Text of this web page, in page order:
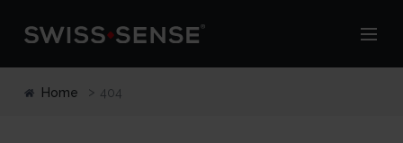
Home 404